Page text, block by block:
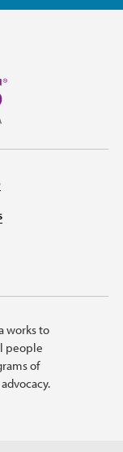
works to
people
of